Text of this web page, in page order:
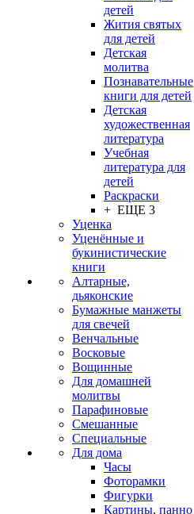
детей
Жития святых
для детей
Детская
молитва
Познавательные
книги для детей
Детская
художественная
литература
Учебная
литература для
детей
Раскраски
+ ЕЩЕ 3
Уценка
Уценённые и
букинистические
книги
Алтарные,
дьяконские
Бумажные манжеты
для свечей
Венчальные
Восковые
Вощинные
Для домашней
молитвы
Парафиновые
Смешанные
Специальные
Для дома
Часы
Фоторамки
Фигурки
Картины, панно